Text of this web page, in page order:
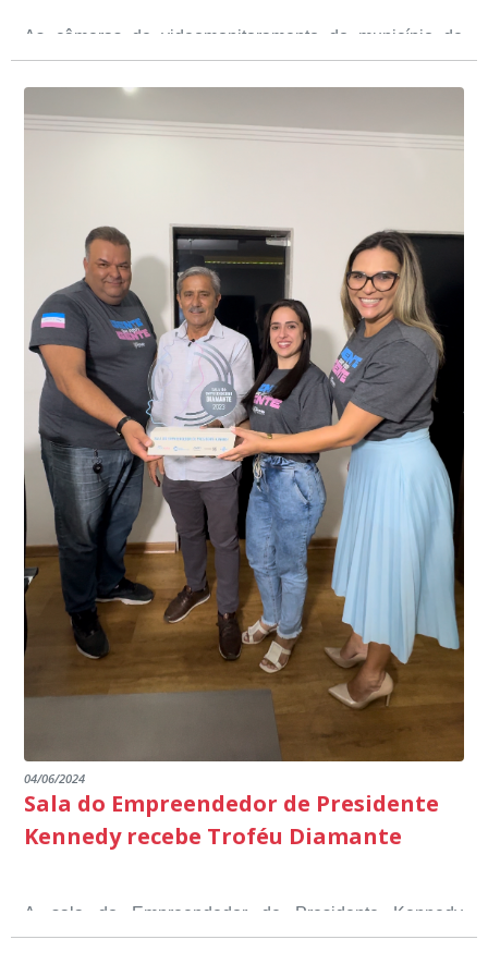
As câmeras de videomonitoramento do município de
Presidente Kennedy identificaram neste fim de semana,
01 de junho, uma motocicleta com indícios de
adulteração, imediatamente, a central de
videomonitoramento acionou a Guarda Civil Municipal,
Durante a abordagem a adulteração foi comprovada,
através da conferência do Chassi, a motocicleta, bem
conta do sistema de videomonitoramento instalado
recentemente em todo o município de Presidente
Kennedy, o sistema é integrado com outros municípios
do país, sendo possível a identificação de veículos por
meio do cruzamento de informações, nesse caso
específico, com dados de uma cidade do Estado do Rio
de Janeiro.
“Mais de 100 câmeras foram instaladas na sede e no
interior de Presidente Kennedy, garantindo mais
segurança à população, seja nas ruas, no comércio, os
produtores agropecuários. Estamos no rumo certo,
parabéns a todos os servidores que contribuem para a
segurança da nossa cidade”, destaca o prefeito Dorlei
Fontão.
04/06/2024
Sala do Empreendedor de Presidente
Kennedy recebe Troféu Diamante
A sala do Empreendedor de Presidente Kennedy
recebeu o Selo Sebrae de Referência em atendimento, o